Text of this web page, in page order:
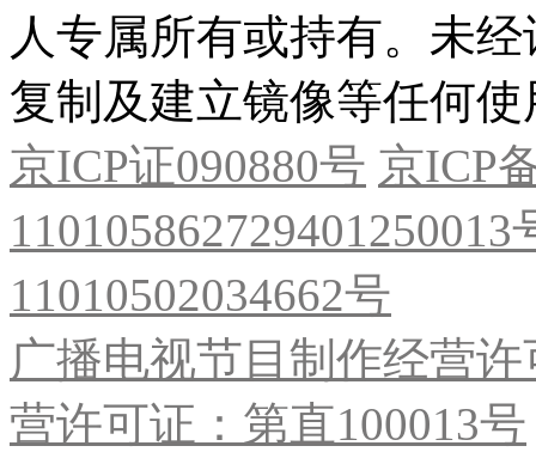
人专属所有或持有。未
复制及建立镜像等任何使
京ICP证090880号 京ICP
11010502034662号
广播电视节目制作经营
营许可证：第直100013号